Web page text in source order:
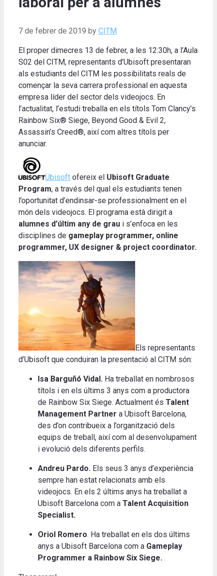
7 de febrer de 2019 by CITM
El proper dimecres 13 de febrer, a les 12:30h, a l’Aula
S02 del CITM, representants d’Ubisoft presentaran
als estudiants del CITM les possibilitats reals de
començar la seva carrera professional en aquesta
empresa líder del sector dels videojocs. En
l’actualitat, l’estudi treballa en els títols Tom Clancy’s
Rainbow Six® Siege, Beyond Good & Evil 2,
Assassin’s Creed®, així com altres títols per
anunciar.
Ubisoft ofereix el Ubisoft Graduate
Program, a través del qual els estudiants tenen
l’oportunitat d’endinsar-se professionalment en el
món dels videojocs. El programa està dirigit a
alumnes d’últim any de grau i s’enfoca en les
disciplines de gameplay programmer, online
programmer, UX designer & project coordinator.
Els representants
d’Ubisoft que conduiran la presentació al CITM són:
Isa Barguñó Vidal. Ha treballat en nombrosos
títols i en els últims 3 anys com a productora
de Rainbow Six Siege. Actualment és Talent
Management Partner a Ubisoft Barcelona, ​​
des d’on contribueix a l’organització dels
equips de treball, així com al desenvolupament
i evolució dels diferents perfils.
Andreu Pardo. Els seus 3 anys d’experiència
sempre han estat relacionats amb els
videojocs. En els 2 últims anys ha treballat a
Ubisoft Barcelona com a Talent Acquisition
Specialist.
Oriol Romero. Ha treballat en els dos últims
anys a Ubisoft Barcelona com a Gameplay
Programmer a Rainbow Six Siege.